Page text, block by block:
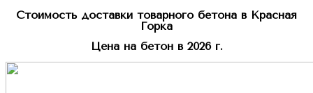
Стоимость доставки товарного бетона в Красная
Горка
Цена на бетон в 2026 г.